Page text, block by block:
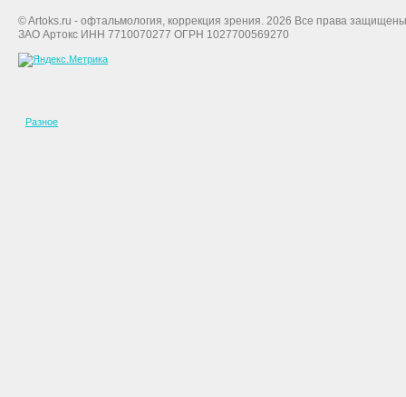
© Artoks.ru - офтальмология, коррекция зрения. 2026 Все права
ЗАО Артокс ИНН 7710070277 ОГРН 1027700569270
Разное